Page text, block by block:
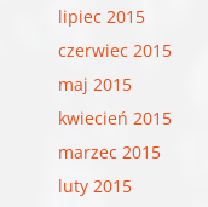
lipiec 2015
czerwiec 2015
maj 2015
kwiecień 2015
marzec 2015
luty 2015